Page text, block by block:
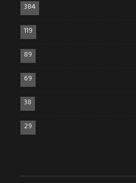
384
119
89
69
38
29